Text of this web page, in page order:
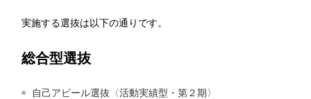
実施する選抜は以下の通りです。
総合型選抜
自己アピール選抜〈活動実績型・第２期〉